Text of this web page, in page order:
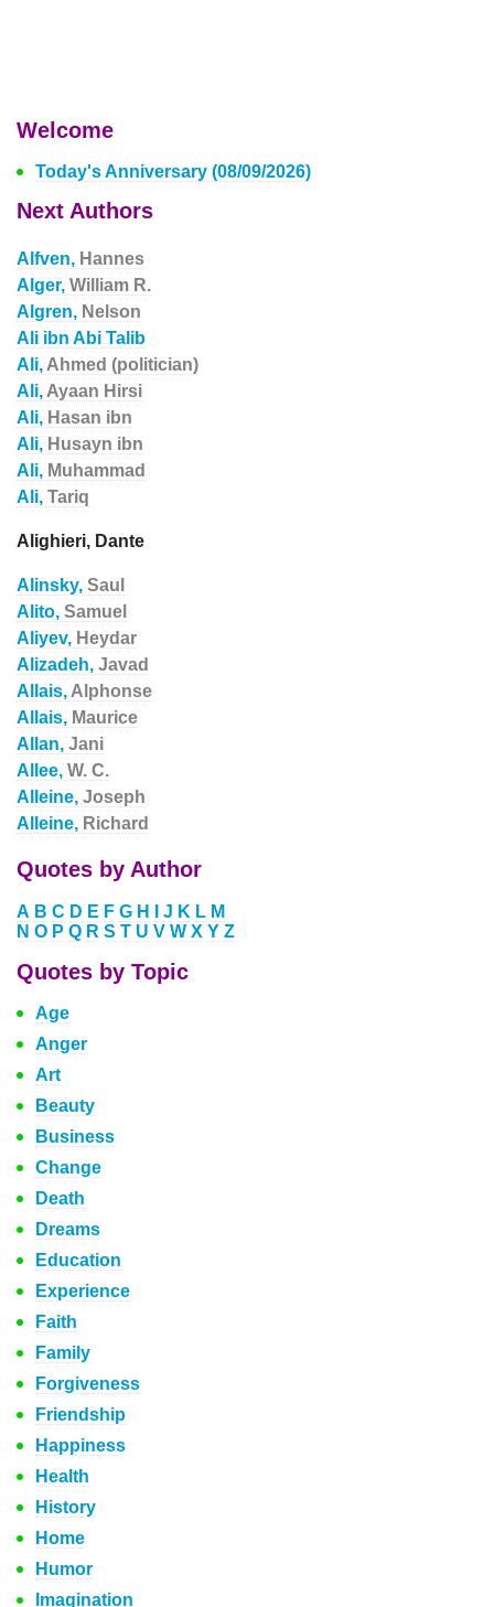
Welcome
Today's Anniversary (08/09/2026)
Next Authors
Alfven, Hannes
Alger, William R.
Algren, Nelson
Ali ibn Abi Talib
Ali, Ahmed (politician)
Ali, Ayaan Hirsi
Ali, Hasan ibn
Ali, Husayn ibn
Ali, Muhammad
Ali, Tariq
Alighieri, Dante
Alinsky, Saul
Alito, Samuel
Aliyev, Heydar
Alizadeh, Javad
Allais, Alphonse
Allais, Maurice
Allan, Jani
Allee, W. C.
Alleine, Joseph
Alleine, Richard
Quotes by Author
A B C D E F G H J K L M
N O P Q R S T U V W X Y Z
Quotes by Topic
Age
Anger
Art
Beauty
Business
Change
Death
Dreams
Education
Experience
Faith
Family
Forgiveness
Friendship
Happiness
Health
History
Home
Humor
Imagination